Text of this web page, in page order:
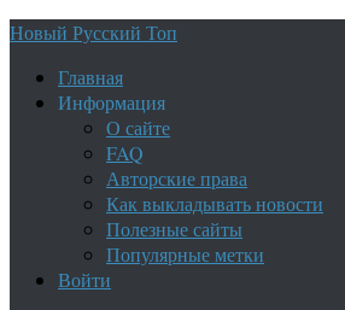
Новый Русский Топ
Главная
Информация
О сайте
FAQ
Авторские права
Как выкладывать новости
Полезные сайты
Популярные метки
Войти